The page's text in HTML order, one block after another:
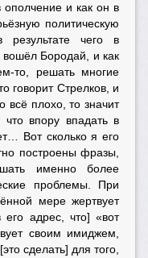
и как он в
политическую
чего в
вошёл Бородай, и как
то, решать многие
говорит Стрелков, и
всё плохо, то значит
что впору впадать в
Вот сколько я его
построены фразы,
именно более
проблемы. При
мере жертвует
адрес, что] «вот
своим имиджем,
сделать] для того,